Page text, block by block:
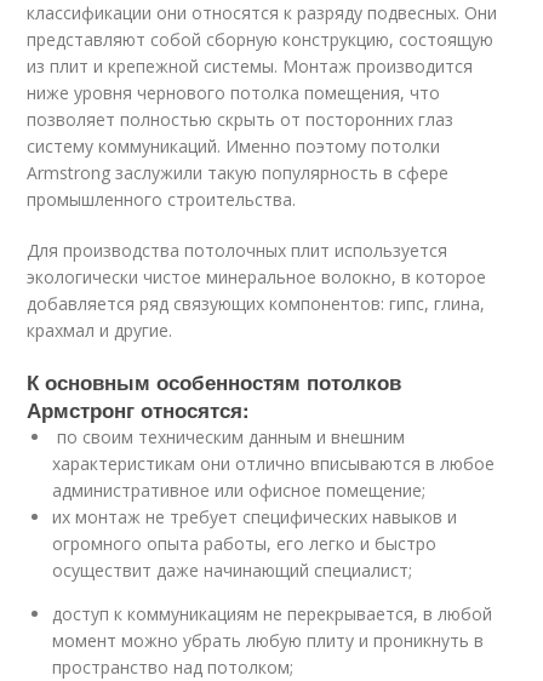
классификации они относятся к разряду подвесных. Они
представляют собой сборную конструкцию, состоящую
из плит и крепежной системы. Монтаж производится
ниже уровня чернового потолка помещения, что
позволяет полностью скрыть от посторонних глаз
систему коммуникаций. Именно поэтому потолки
Armstrong заслужили такую популярность в сфере
промышленного строительства.
Для производства потолочных плит используется
экологически чистое минеральное волокно, в которое
добавляется ряд связующих компонентов: гипс, глина,
крахмал и другие.
К основным особенностям потолков
Армстронг относятся:
по своим техническим данным и внешним
характеристикам они отлично вписываются в любое
административное или офисное помещение;
их монтаж не требует специфических навыков и
огромного опыта работы, его легко и быстро
осуществит даже начинающий специалист;
доступ к коммуникациям не перекрывается, в любой
момент можно убрать любую плиту и проникнуть в
пространство над потолком;